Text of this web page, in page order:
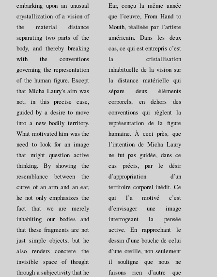
embarking upon an unusual
crystallization of a vision of
the material distance
separating two parts of the
body, and thereby breaking
with the conventions
governing the representation
of the human figure. Except
that Micha Laury’s aim was
not, in this precise case,
guided by a desire to move
into a new bodily territory.
What motivated him was the
need to look for an image
that might question active
thinking. By showing the
resemblance between the
curve of an arm and an ear,
he not only emphasizes the
fact that we are merely
inhabiting our bodies and
that these fragments are not
just simple objects, but he
also renders concrete the
invisible space of thought
through a subjectivity that he
Ear, conçu la même année
que l’oeuvre, From Hand to
Mouth, réalisée par l’artiste
américain. Dans les deux
cas, ce qui est entrepris c’est
la cristallisation
inhabituelle de la vision sur
la distance matérielle qui
sépare deux éléments
corporels, en dehors des
conventions qui règlent la
représentation de la figure
humaine. À ceci près, que
l’intention de Micha Laury
ne fut pas guidée, dans ce
cas précis, par le désir
d’appropriation d’un
territoire corporel inédit. Ce
qui l’a motivé c’est
d’envisager une image
interrogeant la pensée
active. En rapprochant le
dessin d’une bouche de celui
d’une oreille, non seulement
il souligne que nous ne
faisons rien d’autre que